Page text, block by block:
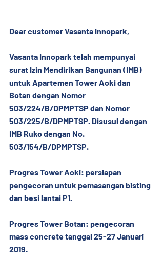
Dear customer Vasanta Innopark,
Vasanta Innopark telah mempunyai
surat Izin Mendirikan Bangunan (IMB)
untuk Apartemen Tower Aoki dan
Botan dengan Nomor
503/224/B/DPMPTSP dan Nomor
503/225/B/DPMPTSP. Disusul dengan
IMB Ruko dengan No.
503/154/B/DPMPTSP.
Progres Tower Aoki: persiapan
pengecoran untuk pemasangan bisting
dan besi lantai P1.
Progres Tower Botan: pengecoran
mass concrete tanggal 25-27 Januari
2019.